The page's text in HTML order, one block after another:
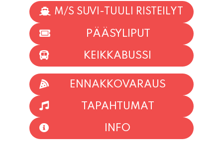
M/S SUVI-TUULI RISTEILYT
PÄÄSYLIPUT
KEIKKABUSSI
ENNAKKOVARAUS
TAPAHTUMAT
INFO